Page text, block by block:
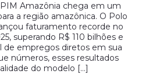
Amazônia chega em um
a região amazônica. O Polo
faturamento recorde no
superando R$ 110 bilhões e
de empregos diretos em sua
números, esses resultados
do modelo […]